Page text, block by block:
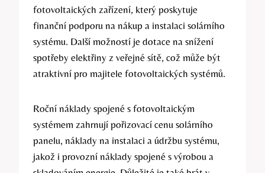
fotovoltaických zařízení, který poskytuje
finanční podporu na nákup a instalaci solárního
systému. Další možností je dotace na snížení
spotřeby elektřiny z veřejné sítě, což může být
atraktivní pro majitele fotovoltaických systémů.
Roční náklady spojené s fotovoltaickým
systémem zahrnují pořizovací cenu solárního
panelu, náklady na instalaci a údržbu systému,
jakož i provozní náklady spojené s výrobou a